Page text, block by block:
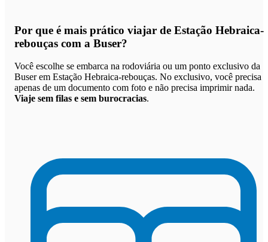
Por que é mais prático viajar de Estação Hebraica-
rebouças com a Buser?
Você escolhe se embarca na rodoviária ou um ponto exclusivo da
Buser em Estação Hebraica-rebouças. No exclusivo, você precisa
apenas de um documento com foto e não precisa imprimir nada.
Viaje sem filas e sem burocracias.